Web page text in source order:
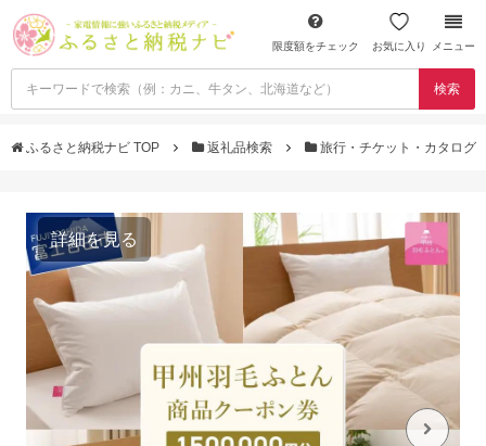
限度額をチェック お気に入り メニュー
検索
ふるさと納税ナビ TOP 返礼品検索 旅行・チケット・カタログ
詳細を見る